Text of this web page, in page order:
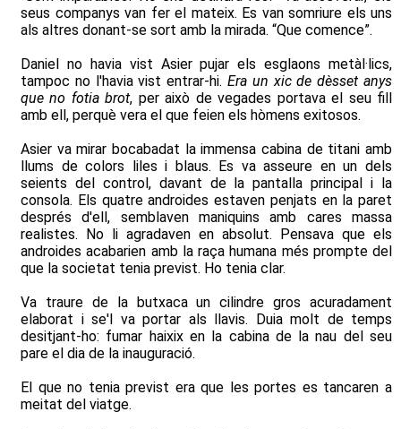
seus companys van fer el mateix. Es van somriure els uns
als altres donant-se sort amb la mirada. “Que comence”.
Daniel no havia vist Asier pujar els esglaons metàl·lics,
tampoc no l'havia vist entrar-hi. Era un xic de dèsset anys
que no fotia brot, per això de vegades portava el seu fill
amb ell, perquè vera el que feien els hòmens exitosos.
Asier va mirar bocabadat la immensa cabina de titani amb
llums de colors liles i blaus. Es va asseure en un dels
seients del control, davant de la pantalla principal i la
consola. Els quatre androides estaven penjats en la paret
després d'ell, semblaven maniquins amb cares massa
realistes. No li agradaven en absolut. Pensava que els
androides acabarien amb la raça humana més prompte del
que la societat tenia previst. Ho tenia clar.
Va traure de la butxaca un cilindre gros acuradament
elaborat i se'l va portar als llavis. Duia molt de temps
desitjant-ho: fumar haixix en la cabina de la nau del seu
pare el dia de la inauguració.
El que no tenia previst era que les portes es tancaren a
meitat del viatge.